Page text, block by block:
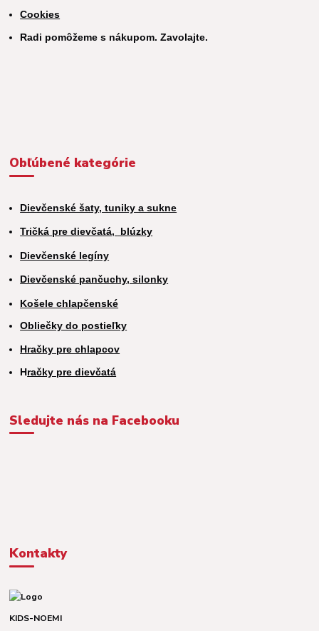
Cookies
Radi pomôžeme s nákupom. Zavolajte.
Obľúbené kategórie
Dievčenské šaty, tuniky a sukne
Tričká pre dievčatá, blúzky
Dievčenské legíny
Dievčenské pančuchy, silonky
Košele chlapčenské
Obliečky do postieľky
Hračky pre chlapcov
Hračky pre dievčatá
Sledujte nás na Facebooku
Kontakty
KIDS-NOEMI